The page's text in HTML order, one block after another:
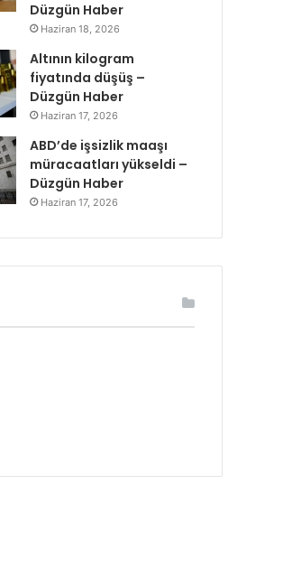
Düzgün Haber
Haziran 18, 2026
Altının kilogram
fiyatında düşüş –
Düzgün Haber
Haziran 17, 2026
ABD’de işsizlik maaşı
müracaatları yükseldi –
Düzgün Haber
Haziran 17, 2026